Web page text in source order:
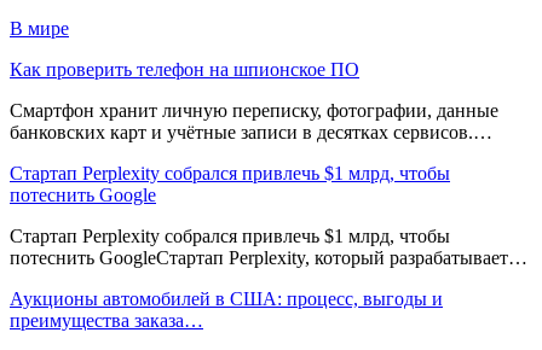
В мире
Как проверить телефон на шпионское ПО
Смартфон хранит личную переписку, фотографии, данные
банковских карт и учётные записи в десятках сервисов.…
Стартап Perplexity собрался привлечь $1 млрд, чтобы
потеснить Google
Стартап Perplexity собрался привлечь $1 млрд, чтобы
потеснить GoogleСтартап Perplexity, который разрабатывает…
Аукционы автомобилей в США: процесс, выгоды и
преимущества заказа…